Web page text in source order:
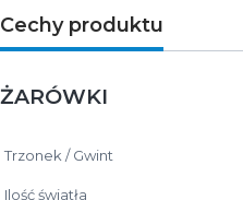
Cechy produktu
ŻARÓWKI
Trzonek / Gwint
Ilość światła